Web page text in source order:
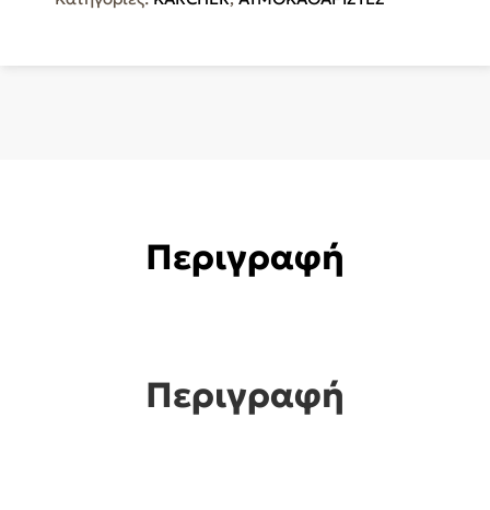
3.5bar
Περιγραφή
Περιγραφή